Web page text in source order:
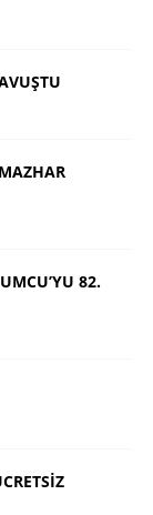
82.